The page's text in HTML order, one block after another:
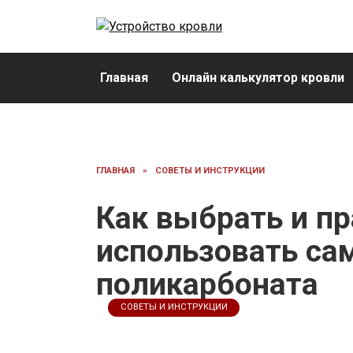
Главная Онлайн калькулятор кровли
ГЛАВНАЯ » СОВЕТЫ И ИНСТРУКЦИИ
Как выбрать и
использовать
поликарбоната
СОВЕТЫ И ИНСТРУКЦИИ